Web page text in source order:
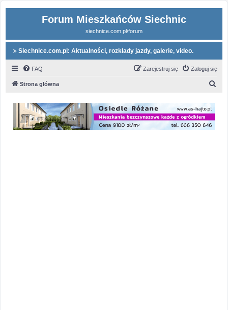
Forum Mieszkańców Siechnic
siechnice.com.pl/forum
Siechnice.com.pl: Aktualności, rozkłady jazdy, galerie, video.
FAQ Zaloguj się
Zarejestruj się
Strona główna